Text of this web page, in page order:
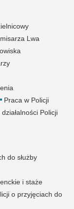
Lwa
Praca w Policji
Policji
do służby
i staże
o przyjęciach do